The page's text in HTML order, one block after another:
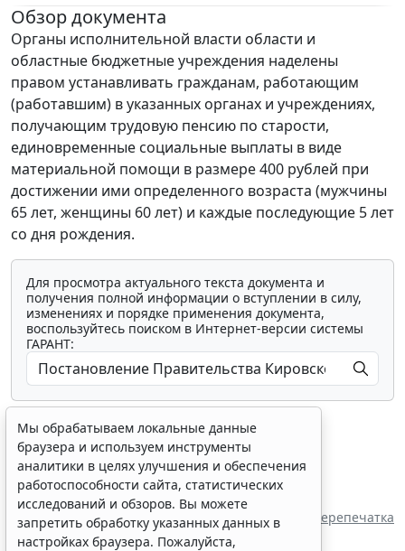
Обзор документа
Органы исполнительной власти области и
областные бюджетные учреждения наделены
правом устанавливать гражданам, работающим
(работавшим) в указанных органах и учреждениях,
получающим трудовую пенсию по старости,
единовременные социальные выплаты в виде
материальной помощи в размере 400 рублей при
достижении ими определенного возраста (мужчины
65 лет, женщины 60 лет) и каждые последующие 5 лет
со дня рождения.
Для просмотра актуального текста документа и
получения полной информации о вступлении в силу,
изменениях и порядке применения документа,
воспользуйтесь поиском в Интернет-версии системы
ГАРАНТ:
Показать все материалы
Перепечатка
Мы обрабатываем локальные данные
браузера и используем инструменты
аналитики в целях улучшения и обеспечения
работоспособности сайта, статистических
исследований и обзоров. Вы можете
запретить обработку указанных данных в
настройках браузера. Пожалуйста,